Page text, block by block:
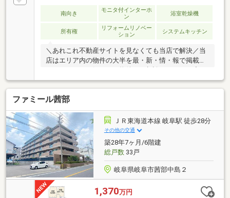
南向き
モニタ付インターホ
ン
浴室乾燥機
所有権
リフォームリノベー
ション
システムキッチン
＼あれこれ不動産サイトを見なくても当店で解決／当
店はエリア内の物件の大半を最・新・情・報で掲載！
里小学校／陽南中学校◆岐阜バス「清」停まで徒歩約
5分◆高層階で眺望良好◆全居室に収納あり◆オート
ロック付で防犯も安心※写真をクリックすると、詳細
をご覧いただけます。＝＝＝＝＝＝＝＝＝＝＝＝＝＝
＝＝＝＝＝＝＝＝＝＝＝《平日もご案内可能！》百聞
は一見学にしかず。見るだけOK、聞くだけOK！事前
にご予約いただくと、スムーズにご見学いただけま
す。＝＝＝＝＝＝＝＝＝＝＝＝＝＝＝＝＝＝＝＝＝＝
＝＝＝
ファミール茜部
ＪＲ東海道本線 岐阜駅 徒歩28分
その他の交通
築28年7ヶ月/6階建
総戸数33戸
岐阜県岐阜市茜部中島２
1,370万円